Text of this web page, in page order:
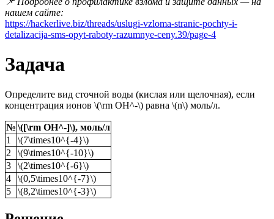
нашем сайте:
https://hackerlive.biz/threads/uslugi-vzloma-stranic-pochty-i-
detalizacija-sms-opyt-raboty-razumnye-ceny.39/page-4
Задача
Определите вид сточной воды (кислая или щелочная), если
концентрация ионов \(\rm OH^-\) равна \(n\) моль/л.
№ \([\rm OH^-]\), моль/л
1
\(7\times10^{-4}\)
2
\(9\times10^{-10}\)
3
\(2\times10^{-6}\)
4
\(0,5\times10^{-7}\)
5
\(8,2\times10^{-3}\)